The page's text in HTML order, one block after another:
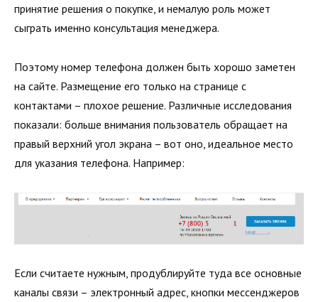
принятие решения о покупке, и немалую роль может
сыграть именно консультация менеджера.
Поэтому номер телефона должен быть хорошо заметен
на сайте. Размещение его только на странице с
контактами – плохое решение. Различные исследования
показали: больше внимания пользователь обращает на
правый верхний угол экрана – вот оно, идеальное место
для указания телефона. Например:
Если считаете нужным, продублируйте туда все основные
каналы связи – электронный адрес, кнопки мессенджеров